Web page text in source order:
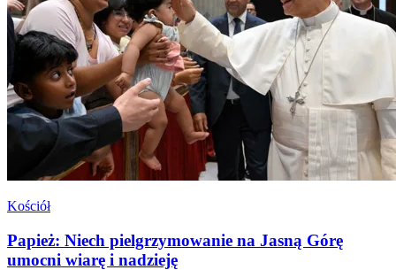
Kościół
Papież: Niech pielgrzymowanie na Jasną Górę
umocni wiarę i nadzieję